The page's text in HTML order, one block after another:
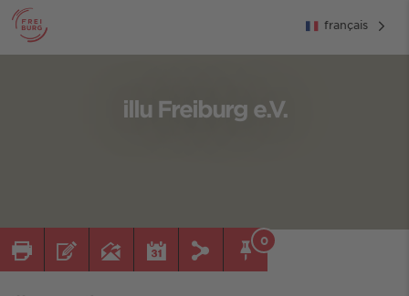
français
illu Freiburg e.V.
0